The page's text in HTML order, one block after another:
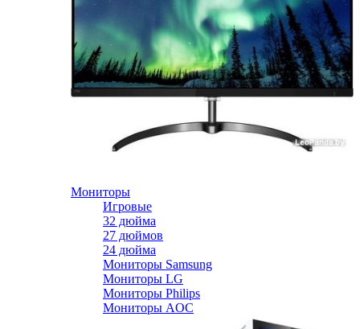
Мониторы
Игровые
32 дюйма
27 дюймов
24 дюйма
Мониторы Samsung
Мониторы LG
Мониторы Philips
Мониторы AOC